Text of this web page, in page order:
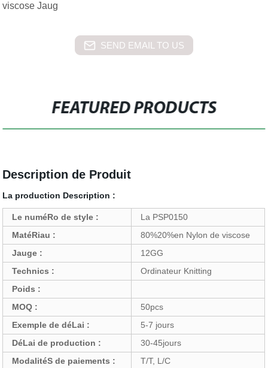
viscose Jaug
SEND EMAIL TO US
FEATURED PRODUCTS
Description de Produit
La production Description :
Le numéRo de style :
La PSP0150
MatéRiau :
80%20%en Nylon de viscose
Jauge :
12GG
Technics :
Ordinateur Knitting
Poids :
MOQ :
50pcs
Exemple de déLai :
5-7 jours
DéLai de production :
30-45jours
ModalitéS de paiements :
T/T, L/C